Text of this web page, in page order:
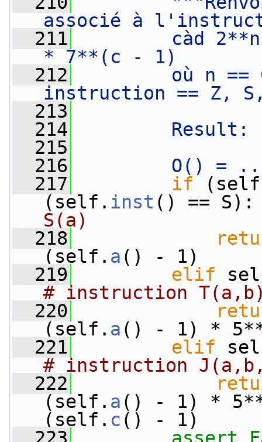
associé à
  211
càd
* 7**(c - 1)
  212
où n ==
instruction == Z,
  213
  214
Result:
  215
  216
O() =
  217
if
(self. inst () ==
S(a)
  218
(self. a () - 1)
  219
elif
# instruction
  220
(self. a () - 1) *
  221
elif
# instruction
  222
(self. a () - 1) *
(self. c () - 1)